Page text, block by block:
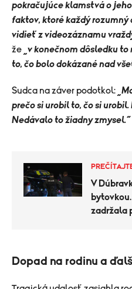
pokračujúce klamstvá o
faktov, ktoré každý
vidieť z videozáznamu
že
„v konečnom dôsledku
to, čo bolo dokázané nad
Sudca na záver podotkol:
prečo si urobil to, čo si
Nedávalo to žiadny zmysel.“
V
zadržala
Dopad na rodinu a